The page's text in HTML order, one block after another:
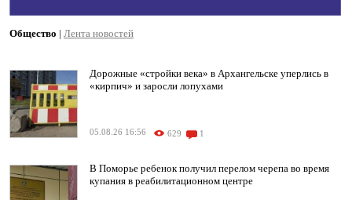
Общество | Лента новостей
Дорожные «стройки века» в Архангельске уперлись в
«кирпич» и заросли лопухами
05.08.26 16:56 629 1
В Поморье ребенок получил перелом черепа во время
купания в реабилитационном центре